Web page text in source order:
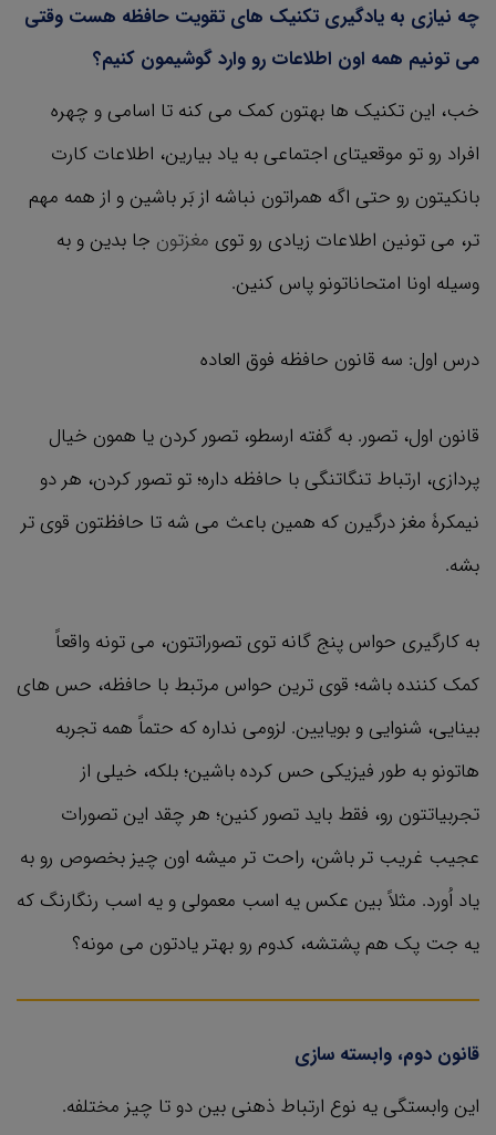
چه نیازی به یادگیری تکنیک های تقویت حافظه هست وقتی
می تونیم همه اون اطلاعات رو وارد گوشیمون کنیم؟
خب، این تکنیک ها بهتون کمک می کنه تا اسامی و چهره
افراد رو تو موقعیتای اجتماعی به یاد بیارین، اطلاعات کارت
بانکیتون رو حتی اگه همراتون نباشه از بَر باشین و از همه مهم
تر، می تونین اطلاعات زیادی رو توی مغزتون جا بدین و به
وسیله اونا امتحاناتونو پاس کنین.
درس اول: سه قانون حافظه فوق العاده
قانون اول، تصور. به گفته ارسطو، تصور کردن یا همون خیال
پردازی، ارتباط تنگاتنگی با حافظه داره؛ تو تصور کردن، هر دو
نیمکرۀ مغز درگیرن که همین باعث می شه تا حافظتون قوی تر
بشه.
به کارگیری حواس پنج گانه توی تصوراتتون، می تونه واقعاً
کمک کننده باشه؛ قوی ترین حواس مرتبط با حافظه، حس های
بینایی، شنوایی و بویایین. لزومی نداره که حتماً همه تجربه
هاتونو به طور فیزیکی حس کرده باشین؛ بلکه، خیلی از
تجربیاتتون رو، فقط باید تصور کنین؛ هر چقد این تصورات
عجیب غریب تر باشن، راحت تر میشه اون چیز بخصوص رو به
یاد اُورد. مثلاً بین عکس یه اسب معمولی و یه اسب رنگارنگ که
یه جت پک هم پشتشه، کدوم رو بهتر یادتون می مونه؟
قانون دوم، وابسته سازی
این وابستگی یه نوع ارتباط ذهنی بین دو تا چیز مختلفه.